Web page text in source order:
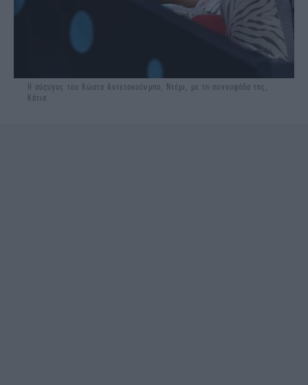
Η σύζυγος του Κώστα Αντετοκούνμπο, Ντέμι, με τη συννυφάδα της,
Κάτια